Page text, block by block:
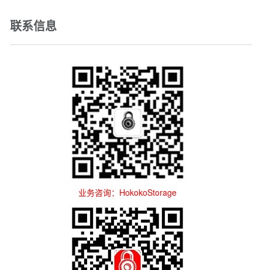
联系信息
业务咨询：HokokoStorage